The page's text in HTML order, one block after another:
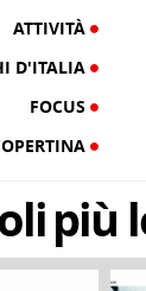
ATTIVITÀ
D'ITALIA
FOCUS
più